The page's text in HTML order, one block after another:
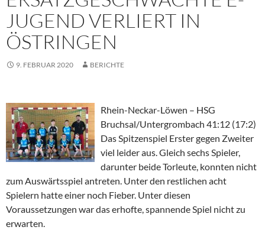
JUGEND VERLIERT IN
ÖSTRINGEN
9. FEBRUAR 2020 BERICHTE
Rhein-Neckar-Löwen – HSG
Bruchsal/Untergrombach 41:12 (17:2)
Das Spitzenspiel Erster gegen Zweiter
viel leider aus. Gleich sechs Spieler,
darunter beide Torleute, konnten nicht
zum Auswärtsspiel antreten. Unter den restlichen acht
Spielern hatte einer noch Fieber. Unter diesen
Voraussetzungen war das erhofte, spannende Spiel nicht zu
erwarten.